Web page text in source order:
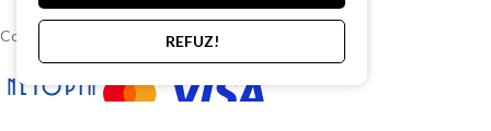
Copyright © 2015-2025 EBAC TEHNIC
REFUZ!